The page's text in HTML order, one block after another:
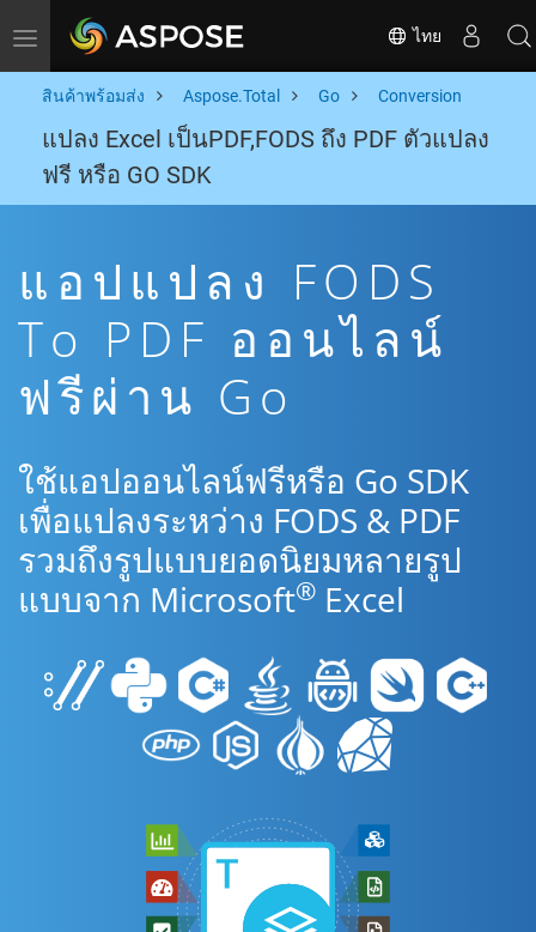
Toggle navigation ไทย
สินค้าพร้อมส่ง Aspose.Total Go Conversion
แปลง Excel เป็นPDF,FODS ถึง PDF ตัวแปลง
ฟรี หรือ GO SDK
แอปแปลง FODS
To PDF ออนไลน์
ฟรีผ่าน Go
ใช้แอปออนไลน์ฟรีหรือ Go SDK
เพื่อแปลงระหว่าง FODS & PDF
รวมถึงรูปแบบยอดนิยมหลายรูป
แบบจาก Microsoft® Excel